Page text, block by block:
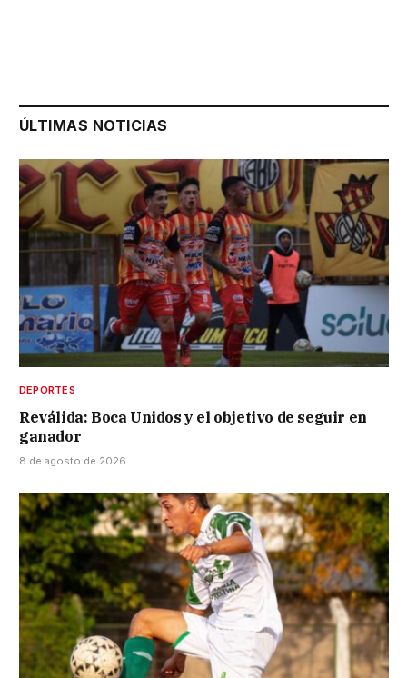
ÚLTIMAS NOTICIAS
DEPORTES
Reválida: Boca Unidos y el objetivo de seguir en
ganador
8 de agosto de 2026